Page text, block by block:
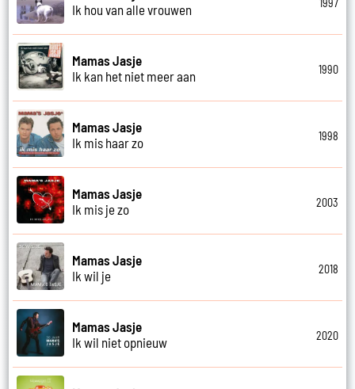
Ik hou van alle vrouwen
Mamas Jasje
Ik kan het niet meer aan
1990
Mamas Jasje
Ik mis haar zo
1998
Mamas Jasje
Ik mis je zo
2003
Mamas Jasje
Ik wil je
2018
Mamas Jasje
Ik wil niet opnieuw
2020